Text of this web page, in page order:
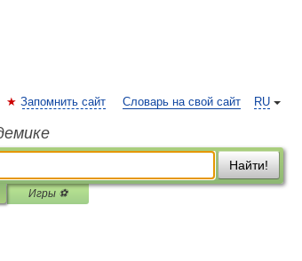
RU
Запомнить сайт Словарь на свой сайт
Найти!
Игры ⚽